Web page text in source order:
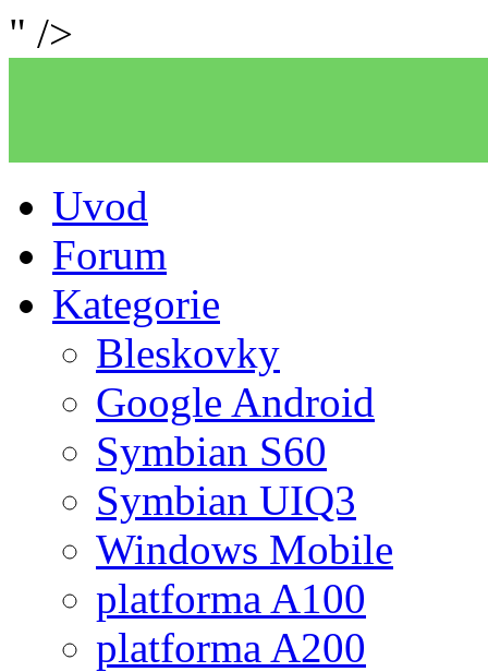
" />
Uvod
Forum
Kategorie
Bleskovky
Google Android
Symbian S60
Symbian UIQ3
Windows Mobile
platforma A100
platforma A200